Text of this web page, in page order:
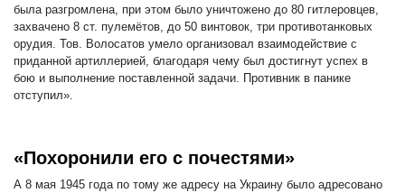
была разгромлена, при этом было уничтожено до 80 гитлеровцев,
захвачено 8 ст. пулемётов, до 50 винтовок, три противотанковых
орудия. Тов. Волосатов умело организовал взаимодействие с
приданной артиллерией, благодаря чему был достигнут успех в
бою и выполнение поставленной задачи. Противник в панике
отступил».
«Похоронили его с почестями»
А 8 мая 1945 года по тому же адресу на Украину было адресовано